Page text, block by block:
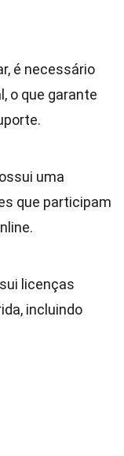
é necessário
o que garante
uma
que participam
licenças
incluindo